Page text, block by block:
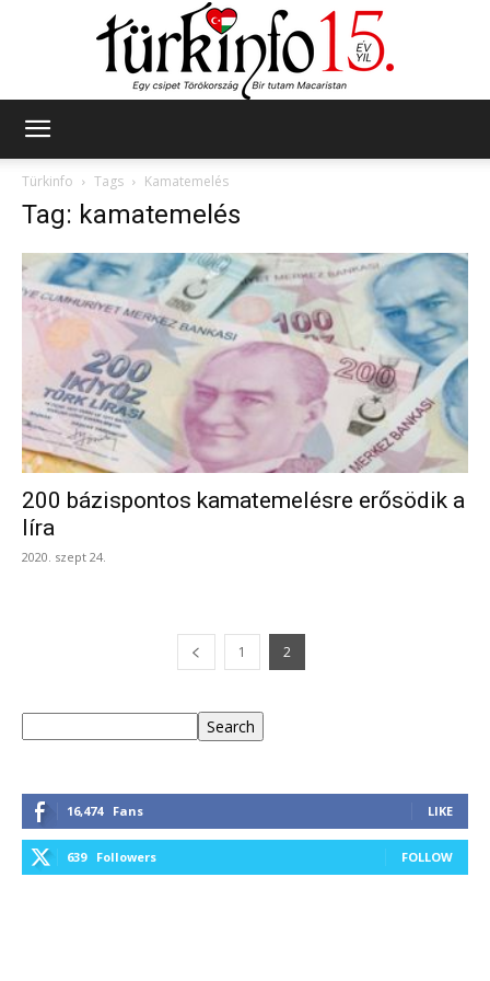
Türkinfo
Tags Kamatemelés
Tag: kamatemelés
200 bázispontos kamatemelésre erősödik a
líra
2020. szept 24.
1 2
Search
16,474 Fans LIKE
639 Followers FOLLOW